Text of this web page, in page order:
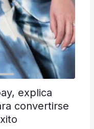
explica
convertirse